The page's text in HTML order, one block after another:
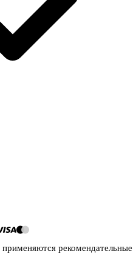
рекомендательные